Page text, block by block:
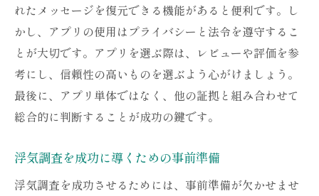
れたメッセージを復元できる機能があると便利です。し
かし、アプリの使用はプライバシーと法令を遵守するこ
とが大切です。アプリを選ぶ際は、レビューや評価を参
考にし、信頼性の高いものを選ぶよう心がけましょう。
最後に、アプリ単体ではなく、他の証拠と組み合わせて
総合的に判断することが成功の鍵です。
浮気調査を成功に導くための事前準備
浮気調査を成功させるためには、事前準備が欠かせませ